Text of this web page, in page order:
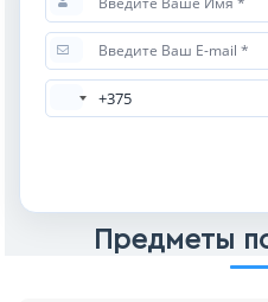
Предметы